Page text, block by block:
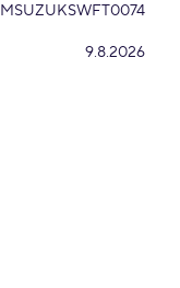
9.8.2026